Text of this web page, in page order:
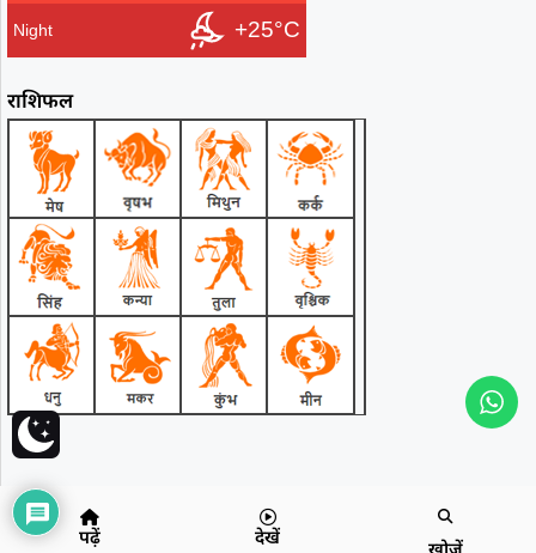
Night +25°C
राशिफल
पढ़ें देखें खोजें